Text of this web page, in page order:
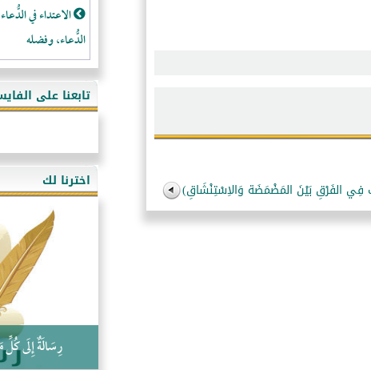
الاعتداء في
الدُّعاء، وفضله
لا تتَّبعوا عورات
فقه النَّصيحة عند
هذه سبيلنا فماذا
أُسُـسُ بَـيْـتِ
التَّعْلِيمُ القُرْآنِي
كلمة إلى إخواني
تابعنا على
اخترنا لك
رِسَالَةٌ إِلَى كُلِّ